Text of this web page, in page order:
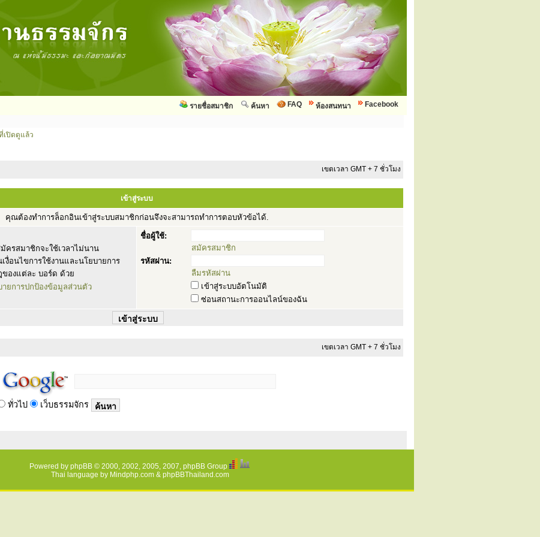
Facebook
ห้องสนทนา
FAQ
ค้นหา
รายชื่อสมาชิก
เปิดดูแล้ว
เขตเวลา GMT + 7 ชั่วโมง
เข้าสู่ระบบ
คุณต้องทำการล็อกอินเข้าสู่ระบบสมาชิกก่อนจึงจะสามารถทำการตอบหัวข้อได้.
รสมาชิกจะใช้เวลาไม่นาน
อนไขการใช้งานและนโยบายการ
องแต่ละ บอร์ด ด้วย
ายการปกป้องข้อมูลส่วนตัว
ชื่อผู้ใช้:
สมัครสมาชิก
รหัสผ่าน:
ลืมรหัสผ่าน
เข้าสู่ระบบอัตโนมัติ
ซ่อนสถานะการออนไลน์ของฉัน
เขตเวลา GMT + 7 ชั่วโมง
ทั่วไป เว็บธรรมจักร
Powered by phpBB © 2000, 2002, 2005, 2007, phpBB Group
Thai language by Mindphp.com& phpBBThailand.com